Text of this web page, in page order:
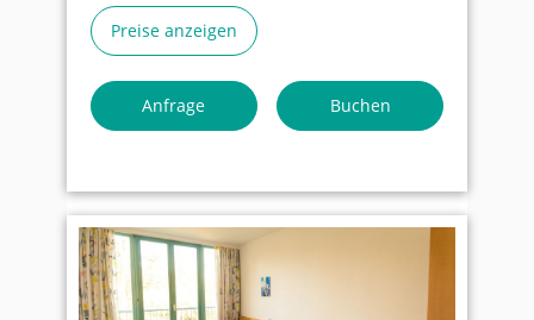
Ausnahmefällen nach Absprache
möglich.
Auf den Zimmern gibt es keinen TV,
allerdings im Aufenthaltsraum
bitte Kontakt mit uns auf. Wir haben
für diesen Fall besondere Rabatte.
Preise anzeigen
Anfrage Buchen